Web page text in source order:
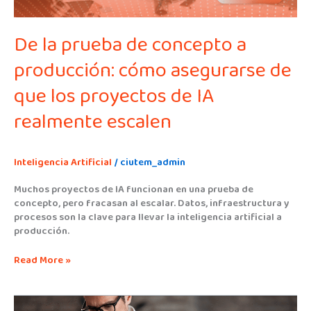
De la prueba de concepto a
producción: cómo asegurarse de
que los proyectos de IA
realmente escalen
Inteligencia Artificial /ciutem_admin
Muchos proyectos de IA funcionan en una prueba de
concepto, pero fracasan al escalar. Datos, infraestructura y
procesos son la clave para llevar la inteligencia artificial a
producción.
que
proyectos
de
IA
realmente
escalen
Read More »
Cuando